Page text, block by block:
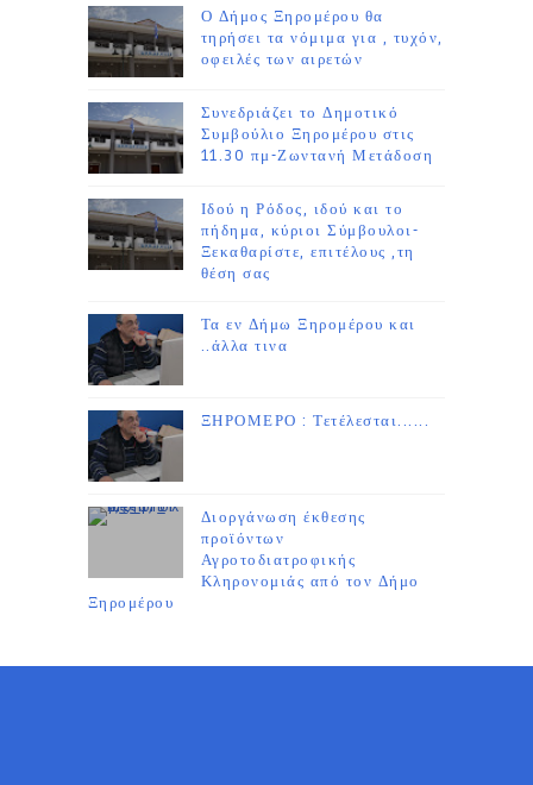
Ο Δήμος Ξηρομέρου θα
τηρήσει τα νόμιμα για , τυχόν,
οφειλές των αιρετών
Συνεδριάζει το Δημοτικό
Συμβούλιο Ξηρομέρου στις
11.30 πμ-Ζωντανή Μετάδοση
Ιδού η Ρόδος, ιδού και το
πήδημα, κύριοι Σύμβουλοι-
Ξεκαθαρίστε, επιτέλους ,τη
θέση σας
Τα εν Δήμω Ξηρομέρου και
..άλλα τινα
ΞΗΡΟΜΕΡΟ : Τετέλεσται......
Διοργάνωση έκθεσης
προϊόντων
Αγροτοδιατροφικής
Κληρονομιάς από τον Δήμο
Ξηρομέρου